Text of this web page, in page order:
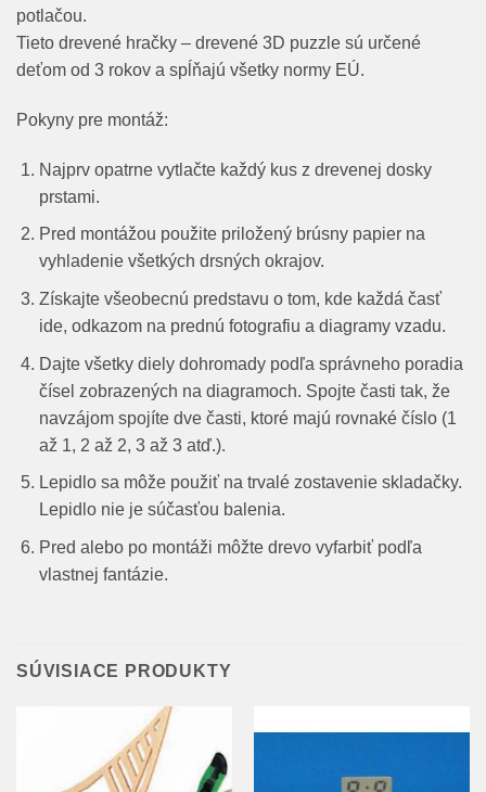
potlačou.
Tieto drevené hračky – drevené 3D puzzle sú určené
deťom od 3 rokov a spĺňajú všetky normy EÚ.
Pokyny pre montáž:
Najprv opatrne vytlačte každý kus z drevenej dosky
prstami.
Pred montážou použite priložený brúsny papier na
vyhladenie všetkých drsných okrajov.
Získajte všeobecnú predstavu o tom, kde každá časť
ide, odkazom na prednú fotografiu a diagramy vzadu.
Dajte všetky diely dohromady podľa správneho poradia
čísel zobrazených na diagramoch. Spojte časti tak, že
navzájom spojíte dve časti, ktoré majú rovnaké číslo (1
až 1, 2 až 2, 3 až 3 atď.).
Lepidlo sa môže použiť na trvalé zostavenie skladačky.
Lepidlo nie je súčasťou balenia.
Pred alebo po montáži môžte drevo vyfarbiť podľa
vlastnej fantázie.
SÚVISIACE PRODUKTY